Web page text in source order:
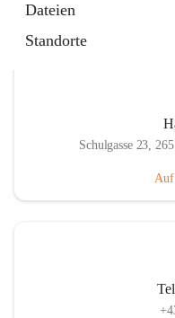
Dateien
Standorte
Schulgasse 23,
Auf